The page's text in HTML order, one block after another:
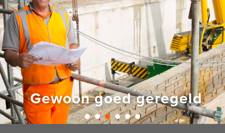
Gewoon goed geregeld